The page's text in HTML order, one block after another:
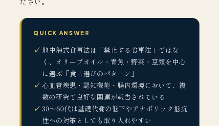
QUICK ANSWER
地中海式食事法は「禁止する食事法」ではな
く、オリーブオイル・青魚・野菜・豆類を中心
に選ぶ「食品選びのパターン」
心血管疾患・認知機能・腸内環境において、複
数の研究で良好な関連が報告されている
30〜60代は基礎代謝の低下やアナボリック抵抗
性への対策としても取り入れやすい